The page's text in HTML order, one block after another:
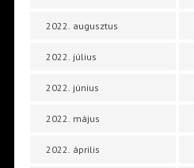
2022. augusztus
2022. július
2022. június
2022. május
2022. április